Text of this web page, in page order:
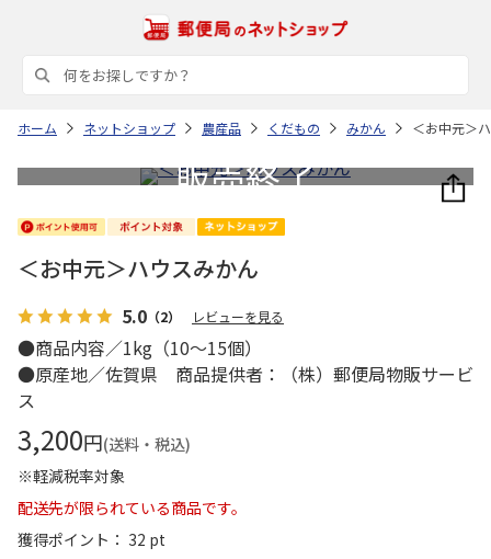
ホーム ネットショップ 農産品 くだもの みかん ＜お中元＞
＜お中元＞ハウスみかん
5.0 （2） レビューを見る
●商品内容／1kg（10～15個）
●原産地／佐賀県 商品提供者：（株）郵便局物販サービ
ス
3,200円(送料・税込)
※軽減税率対象
配送先が限られている商品です。
獲得ポイント： 32 pt